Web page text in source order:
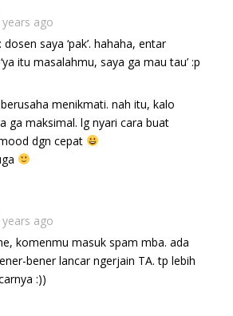
years ago
saya ‘pak’. hahaha, entar
itu masalahmu, saya ga mau tau’ :p
menikmati. nah itu, kalo
ga maksimal. lg nyari cara buat
dgn cepat
years ago
komenmu masuk spam mba. ada
bener lancar ngerjain TA. tp lebih
:))